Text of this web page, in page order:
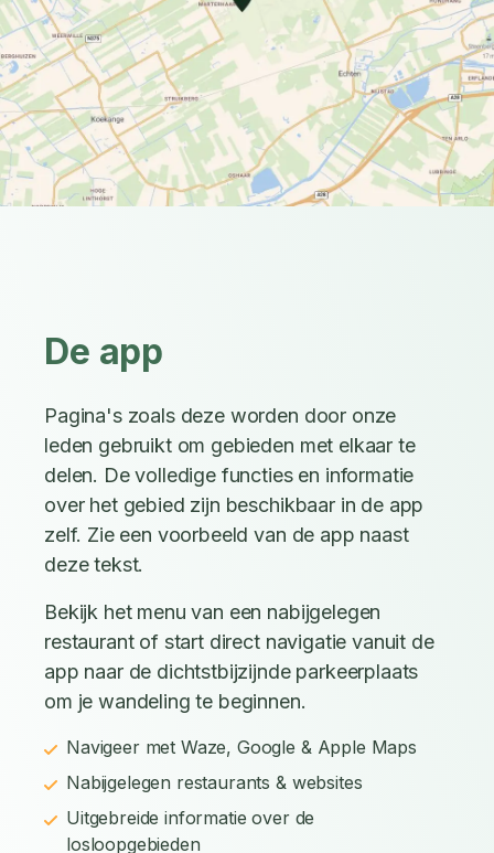
De app
Pagina's zoals deze worden door onze
leden gebruikt om gebieden met elkaar te
delen. De volledige functies en informatie
over het gebied zijn beschikbaar in de app
zelf. Zie een voorbeeld van de app naast
deze tekst.
Bekijk het menu van een nabijgelegen
restaurant of start direct navigatie vanuit de
app naar de dichtstbijzijnde parkeerplaats
om je wandeling te beginnen.
Navigeer met Waze, Google & Apple Maps
Nabijgelegen restaurants & websites
Uitgebreide informatie over de
losloopgebieden